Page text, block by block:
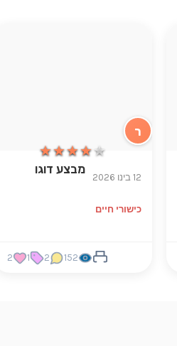
★★★★★
★★★★★
ר
12 בינו 2026
כישורי חיים
מבצע דוגו
152
2
1
2